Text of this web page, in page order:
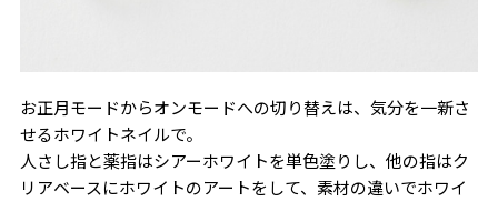
お正月モードからオンモードへの切り替えは、気分を一新さ
せるホワイトネイルで。
人さし指と薬指はシアーホワイトを単色塗りし、他の指はク
リアベースにホワイトのアートをして、素材の違いでホワイ